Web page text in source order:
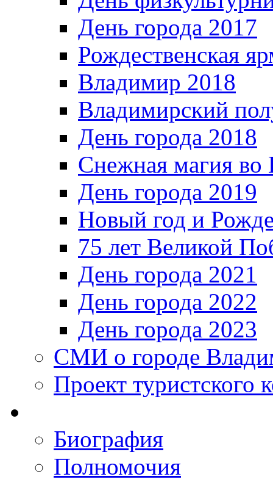
День города 2017
Рождественская
Владимир 2018
Владимирский
День города 2018
Снежная магия во
День города 2019
Новый год и
75 лет Великой
День города 2021
День города 2022
День города 2023
СМИ о городе
Проект туристского
Биография
Полномочия